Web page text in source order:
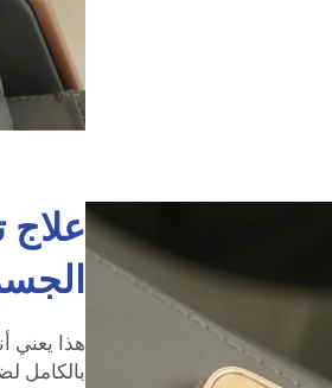
علاج
هذا يعني
بالكامل